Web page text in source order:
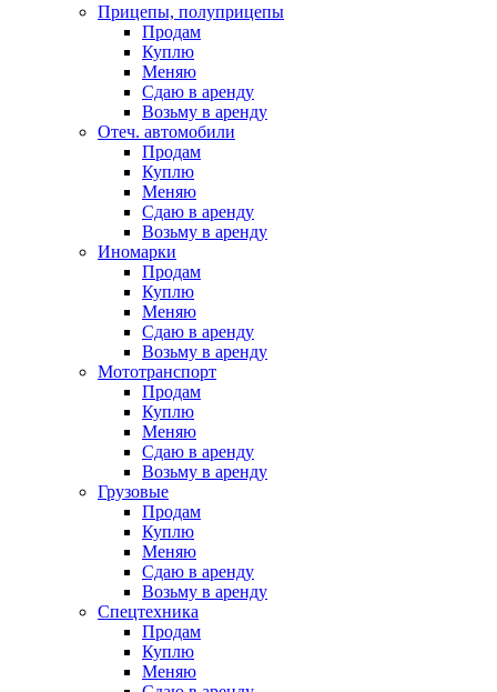
Прицепы, полуприцепы
Продам
Куплю
Меняю
Сдаю в аренду
Возьму в аренду
Отеч. автомобили
Продам
Куплю
Меняю
Сдаю в аренду
Возьму в аренду
Иномарки
Продам
Куплю
Меняю
Сдаю в аренду
Возьму в аренду
Мототранспорт
Продам
Куплю
Меняю
Сдаю в аренду
Возьму в аренду
Грузовые
Продам
Куплю
Меняю
Сдаю в аренду
Возьму в аренду
Спецтехника
Продам
Куплю
Меняю